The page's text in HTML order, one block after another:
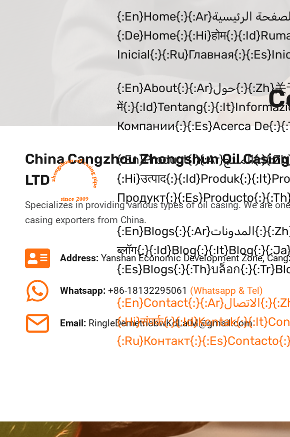
{:en}Home{:}{:ar}الصفحة الرئيسية{:}{:zh}主页{:}{:nl}Thuis{:}{:fr}Accueil{:}
{:en}About{:}{:ar}حول{:}{:zh}关于{:}{:nl}Over{:}{:fr}À Propos{:}{:de}Über{:}{:hi}के बारे
Компании{:}{:es}Acerca
{:en}Product{:}{:ar}المنتج{:}{:zh}产品{:}{:nl}Product{:}{:fr}Produit{:}{:de}Produkt{:}
{:en}Blogs{:}{:ar}المدونات{:}{:zh}博客{:}{:nl}Blogs{:}{:fr}Blogs{:}{:de}Blogs{:}{:hi}
{:es}Blogs{:}{:th}บล็อก
{:en}Contact{:}{:ar}الاتصال{:}{:zh}联系{:}{:nl}Contact{:}{:fr}Contact{:}{:de}Kontakt{:}
China Cangzhou Zhongshun Oil
LTD
Specializes in providing various types of oil casing. We are
casing exporters from China.
Address: Yanshan Economic Development Zone,
Whatsapp: +86-18132295061 (Whatsapp & Tel)
Email: RingleDemetriobwKdLaiM@gmail.com